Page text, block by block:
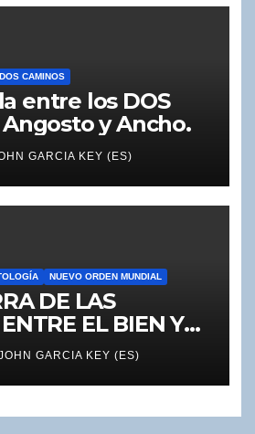
DOS CAMINOS
entre los DOS
Angosto y Ancho.
GARCIA KEY (ES)
NUEVO ORDEN MUNDIAL
DE LAS
EL BIEN Y
Cristo y el
Anticristo!
GARCIA KEY (ES)